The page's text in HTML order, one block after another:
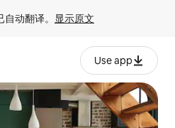
动翻译。 显示原文
Use app